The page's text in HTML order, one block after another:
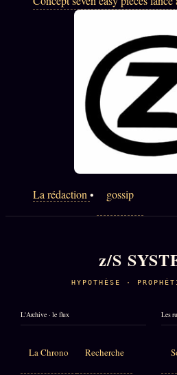
1989. Stephan mort cancer
ans). Vente Donna Karan
novembre 2001 643 millions
royalties lifetime. DKNY 740
La rédaction• gossip
z/S
HYPOTHÈSE ·
L'Archive · le flux
La Chrono Recherche
Les